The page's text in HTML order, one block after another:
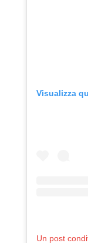
Visualizza